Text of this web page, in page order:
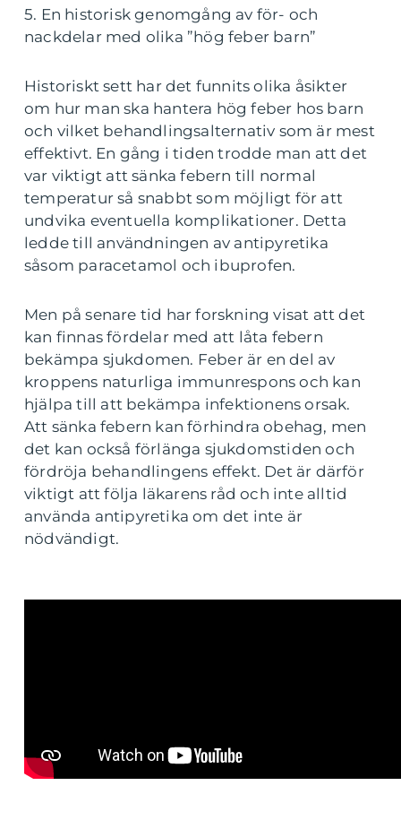
5. En historisk genomgång av för- och
nackdelar med olika ”hög feber barn”
Historiskt sett har det funnits olika åsikter
om hur man ska hantera hög feber hos barn
och vilket behandlingsalternativ som är mest
effektivt. En gång i tiden trodde man att det
var viktigt att sänka febern till normal
temperatur så snabbt som möjligt för att
undvika eventuella komplikationer. Detta
ledde till användningen av antipyretika
såsom paracetamol och ibuprofen.
Men på senare tid har forskning visat att det
kan finnas fördelar med att låta febern
bekämpa sjukdomen. Feber är en del av
kroppens naturliga immunrespons och kan
hjälpa till att bekämpa infektionens orsak.
Att sänka febern kan förhindra obehag, men
det kan också förlänga sjukdomstiden och
fördröja behandlingens effekt. Det är därför
viktigt att följa läkarens råd och inte alltid
använda antipyretika om det inte är
nödvändigt.